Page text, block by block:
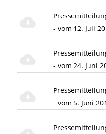
- vom 12. Juli
- vom 24. Juni
- vom 5. Juni